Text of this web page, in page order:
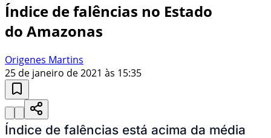
Índice de falências no Estado
do Amazonas
Origenes Martins
25 de janeiro de 2021 às 15:35
Índice de falências está acima da média